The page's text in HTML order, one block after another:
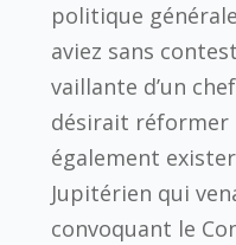
politique
aviez sans
vaillante d’un
désirait réformer
également
Jupitérien qui
convoquant le